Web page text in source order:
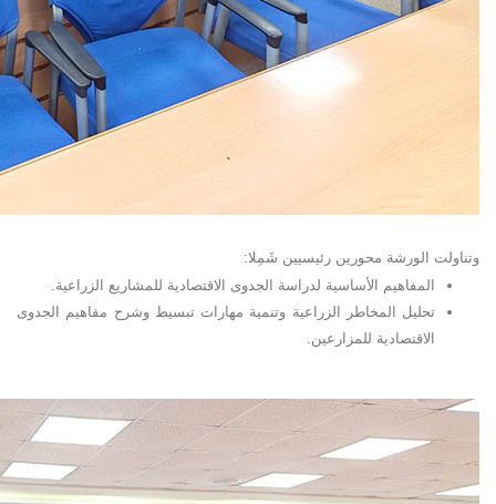
وتناولت الورشة محورين رئيسيين شَمِلا:
المفاهيم الأساسية لدراسة الجدوى الاقتصادية للمشاريع الزراعية
تحليل المخاطر الزراعية وتنمية مهارات تبسيط وشرح مفاهيم الجدوى
الاقتصادية للمزارعين